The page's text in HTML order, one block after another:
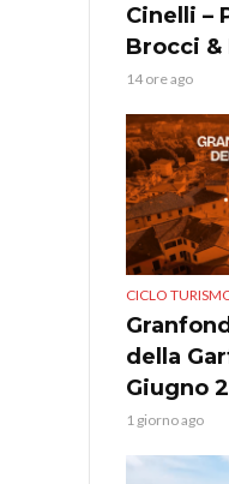
Cinelli –
Brocci
14 ore ago
CICLO
della
Giugno
1 giorno ago